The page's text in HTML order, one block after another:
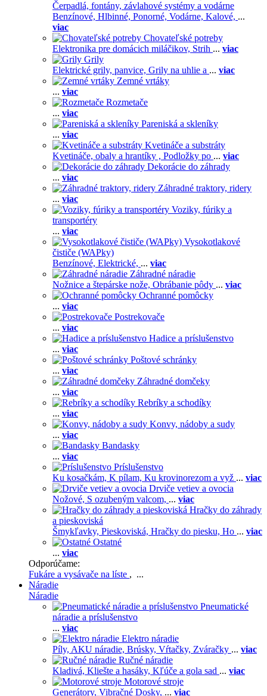
Čerpadlá, fontány, závlahové systémy a vodárne
Benzínové, Hlbinné, Ponorné, Vodárne, Kalové, ...
viac
Chovateľské potreby
Elektronika pre domácich miláčikov, Strih ... viac
Grily
Elektrické grily, panvice, Grily na uhlie a ... viac
Zemné vrtáky
... viac
Rozmetače
... viac
Pareniská a skleníky
... viac
Kvetináče a substráty
Kvetináče, obaly a hrantíky , Podložky po ... viac
Dekorácie do záhrady
... viac
Záhradné traktory, ridery
... viac
Voziky, fúriky a
transportéry
... viac
Vysokotlakové
čističe (WAPky)
Benzínové, Elektrické, ... viac
Záhradné náradie
Nožnice a štepárske nože, Obrábanie pôdy ... viac
Ochranné pomôcky
... viac
Postrekovače
... viac
Hadice a príslušenstvo
... viac
Poštové schránky
... viac
Záhradné domčeky
... viac
Rebríky a schodíky
... viac
Konvy, nádoby a sudy
... viac
Bandasky
... viac
Príslušenstvo
Ku kosačkám, K pílam, Ku krovinorezom a vyž ... viac
Drviče vetiev a ovocia
Nožové, S ozubeným valcom, ... viac
Hračky do záhrady
a pieskoviská
Šmykľavky, Pieskoviská, Hračky do piesku, Ho ... viac
Ostatné
... viac
Odporúčame:
Fukáre a vysávače na líste , ...
Náradie
Náradie
Pneumatické
náradie a príslušenstvo
... viac
Elektro náradie
Píly, AKU náradie, Brúsky, Vŕtačky, Zváračky ... viac
Ručné náradie
Kladivá, Kliešte a hasáky, Kľúče a gola sad ... viac
Motorové stroje
Generátory, Vibračné Dosky, ... viac